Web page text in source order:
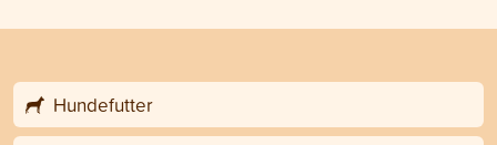
Hundefutter